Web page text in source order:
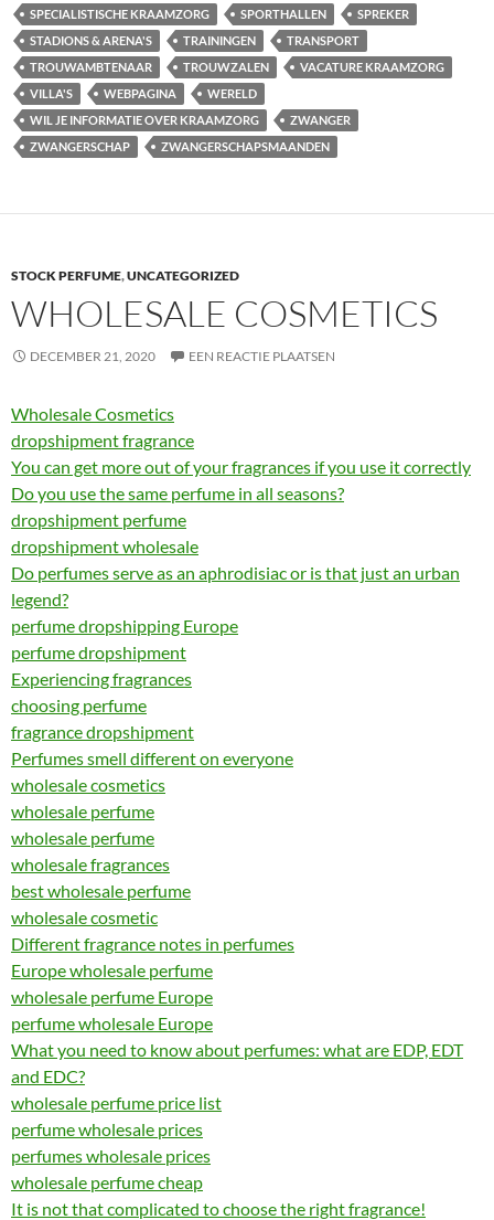
SPECIALISTISCHE KRAAMZORG
SPORTHALLEN
SPREKER
STADIONS & ARENA'S
TRAININGEN
TRANSPORT
TROUWAMBTENAAR
TROUWZALEN
VACATURE KRAAMZORG
VILLA'S
WEBPAGINA
WERELD
WIL JE INFORMATIE OVER KRAAMZORG
ZWANGER
ZWANGERSCHAP
ZWANGERSCHAPSMAANDEN
STOCK PERFUME,UNCATEGORIZED
WHOLESALE COSMETICS
DECEMBER 21, 2020 EEN REACTIE PLAATSEN
Wholesale Cosmetics
dropshipment fragrance
You can get more out of your fragrances if you use it correctly
Do you use the same perfume in all seasons?
dropshipment perfume
dropshipment wholesale
Do perfumes serve as an aphrodisiac or is that just an urban
legend?
perfume dropshipping Europe
perfume dropshipment
Experiencing fragrances
choosing perfume
fragrance dropshipment
Perfumes smell different on everyone
wholesale cosmetics
wholesale perfume
wholesale perfume
wholesale fragrances
best wholesale perfume
wholesale cosmetic
Different fragrance notes in perfumes
Europe wholesale perfume
wholesale perfume Europe
perfume wholesale Europe
What you need to know about perfumes: what are EDP, EDT
and EDC?
wholesale perfume price list
perfume wholesale prices
perfumes wholesale prices
wholesale perfume cheap
It is not that complicated to choose the right fragrance!